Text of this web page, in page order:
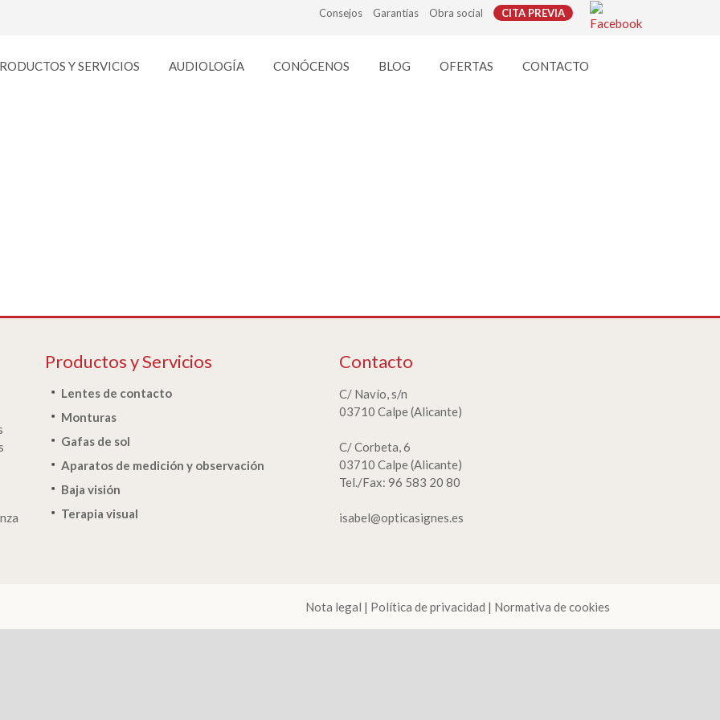
Consejos Garantías Obra social CITA PREVIA
Y SERVICIOS AUDIOLOGÍA CONÓCENOS BLOG OFERTAS CONTACTO
Productos y Servicios
Lentes de contacto
Monturas
Gafas de sol
Aparatos de medición y observación
Baja visión
Terapia visual
Contacto
C/ Navío, s/n
03710 Calpe (Alicante)
C/ Corbeta, 6
03710 Calpe (Alicante)
Tel./Fax: 96 583 20 80
isabel@opticasignes.es
Nota legal | Política de privacidad | Normativa de cookies